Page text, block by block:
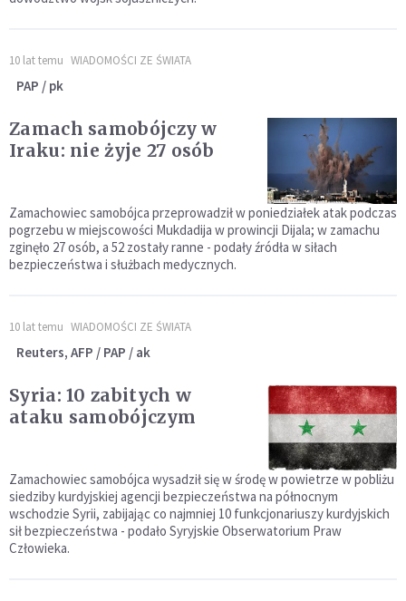
10 lat temu WIADOMOŚCI ZE ŚWIATA
PAP / pk
Zamach samobójczy w
Iraku: nie żyje 27 osób
Zamachowiec samobójca przeprowadził w poniedziałek atak podczas
pogrzebu w miejscowości Mukdadija w prowincji Dijala; w zamachu
zginęło 27 osób, a 52 zostały ranne - podały źródła w siłach
bezpieczeństwa i służbach medycznych.
10 lat temu WIADOMOŚCI ZE ŚWIATA
Reuters, AFP / PAP / ak
Syria: 10 zabitych w
ataku samobójczym
Zamachowiec samobójca wysadził się w środę w powietrze w pobliżu
siedziby kurdyjskiej agencji bezpieczeństwa na północnym
wschodzie Syrii, zabijając co najmniej 10 funkcjonariuszy kurdyjskich
sił bezpieczeństwa - podało Syryjskie Obserwatorium Praw
Człowieka.